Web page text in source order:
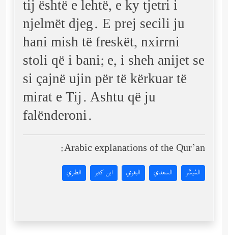
tij është e lehtë, e ky tjetri i
njelmët djeg. E prej secili ju
hani mish të freskët, nxirrni
stoli që i bani; e, i sheh anijet se
si çajnë ujin për të kërkuar të
mirat e Tij. Ashtu që ju
falënderoni.
Arabic explanations of the Qur’an:
المُيسَّر السعدي البغوي ابن كثير الطبري